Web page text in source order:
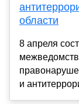
области
8 апреля
и